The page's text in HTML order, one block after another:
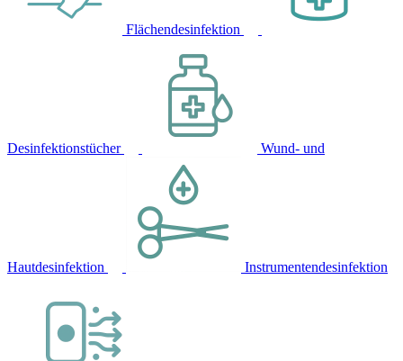
Flächendesinfektion
Desinfektionstücher Wund- und
Hautdesinfektion Instrumentendesinfektion